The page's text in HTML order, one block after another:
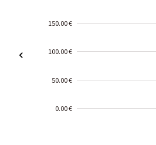
150.00 €
100.00 €
50.00 €
0.00 €